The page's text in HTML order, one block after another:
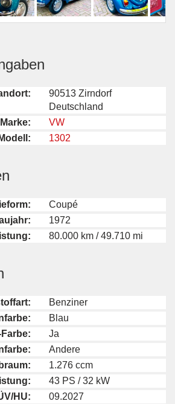
90513 Zirndorf
Deutschland
Marke:
VW
1302
Coupé
1972
80.000 km / 49.710 mi
Benziner
Blau
Ja
Andere
1.276 ccm
43 PS / 32 kW
HU:
09.2027